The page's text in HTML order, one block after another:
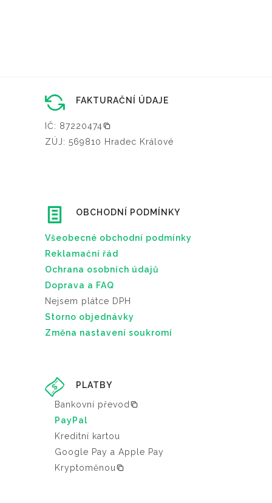
FAKTURAČNÍ ÚDAJE
IČ: 87220474
ZÚJ: 569810 Hradec Králové
OBCHODNÍ PODMÍNKY
Všeobecné obchodní podmínky
Reklamační řád
Ochrana osobních údajů
Doprava a FAQ
Nejsem plátce DPH
Storno objednávky
Změna nastavení soukromí
PLATBY
Bankovní převod
PayPal
Kreditní kartou
Google Pay a Apple Pay
Kryptoměnou